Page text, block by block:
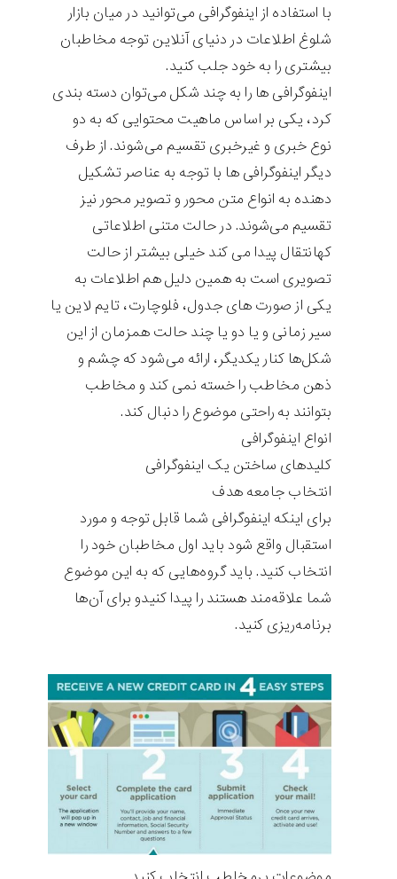
با استفاده از اینفوگرافی می‌توانید در میان بازار
شلوغ اطلاعات در دنیای آنلاین توجه مخاطبان
بیشتری را به خود جلب کنید.
اینفوگرافی ها را به چند شکل می‌توان دسته بندی
کرد، یکی بر اساس ماهیت محتوایی که به دو
نوع خبری و غیرخبری تقسیم می‌شوند. از طرف
دیگر اینفوگرافی ها با توجه به عناصر تشکیل
دهنده به انواع متن محور و تصویر محور نیز
تقسیم می‌شوند. در حالت متنی اطلاعاتی
کهانتقال پیدا می کند خیلی بیشتر از حالت
تصویری است به همین دلیل هم اطلاعات به
یکی از صورت های جدول، فلوچارت، تایم لاین یا
سیر زمانی و یا دو یا چند حالت همزمان از این
شکل‌ها کنار یکدیگر، ارائه می‌شود که چشم و
ذهن مخاطب را خسته نمی کند و مخاطب
بتوانند به راحتی موضوع را دنبال کند.
انواع اینفوگرافی
کلیدهای ساختن یک اینفوگرافی
انتخاب جامعه هدف
برای اینکه اینفوگرافی شما قابل توجه و مورد
استقبال واقع شود باید اول مخاطبان خود را
انتخاب کنید. باید گروه‌هایی که به این موضوع
شما علاقه‌مند هستند را پیدا کنیدو برای آن‌ها
برنامه‌ریزی کنید.